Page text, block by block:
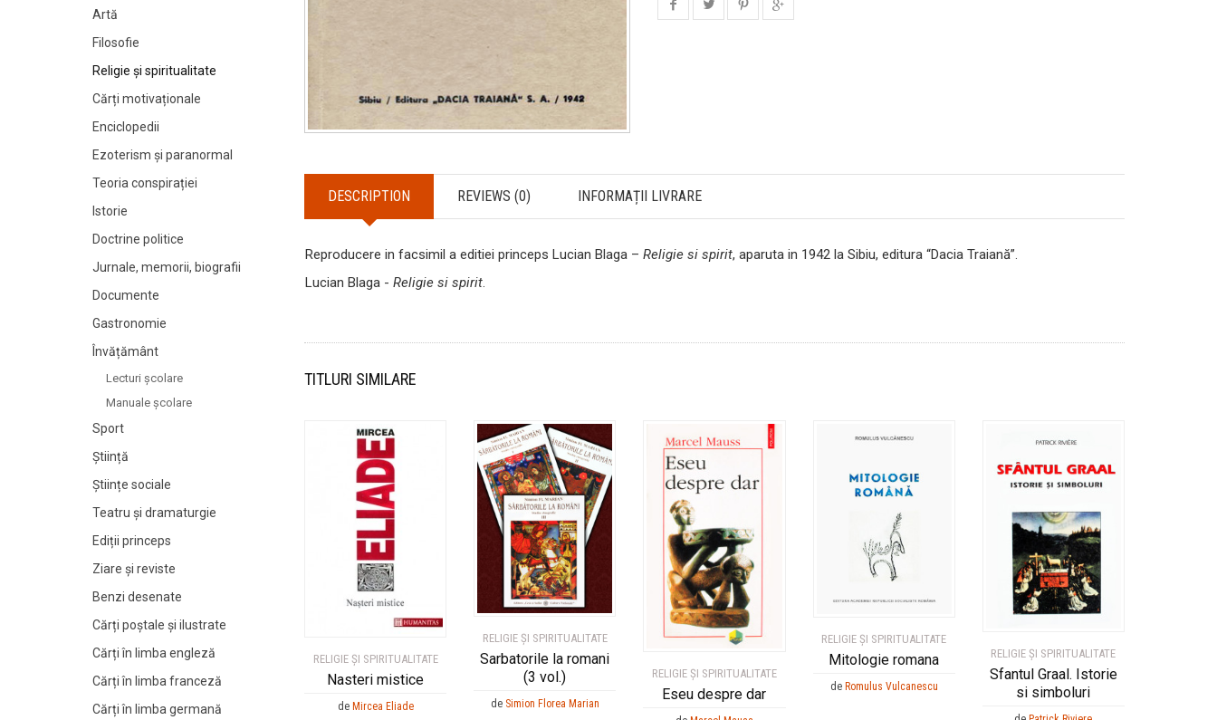
DESCRIPTION REVIEWS (0) INFORMAȚII LIVRARE
Reproducere in facsimil a editiei princeps Lucian Blaga – Religie si spirit, aparuta in 1942 la Sibiu, editura “Dacia Traiană”.
Lucian Blaga - Religie si spirit.
TITLURI SIMILARE
RELIGIE ȘI SPIRITUALITATE
Nasteri mistice
de Mircea Eliade
RELIGIE ȘI SPIRITUALITATE
Sarbatorile la romani
(3 vol.)
de Simion Florea Marian
RELIGIE ȘI SPIRITUALITATE
Eseu despre dar
RELIGIE ȘI SPIRITUALITATE
Mitologie romana
de Romulus Vulcanescu
RELIGIE ȘI SPIRITUALITATE
Sfantul Graal. Istorie
si simboluri
Artă
Filosofie
Religie și spiritualitate
Cărți motivaționale
Enciclopedii
Ezoterism și paranormal
Teoria conspirației
Istorie
Doctrine politice
Jurnale, memorii, biografii
Documente
Gastronomie
Învățământ
Lecturi şcolare
Manuale şcolare
Sport
Știință
Științe sociale
Teatru și dramaturgie
Ediții princeps
Ziare şi reviste
Benzi desenate
Cărți poștale și ilustrate
Cărți în limba engleză
Cărți în limba franceză
Cărți în limba germană